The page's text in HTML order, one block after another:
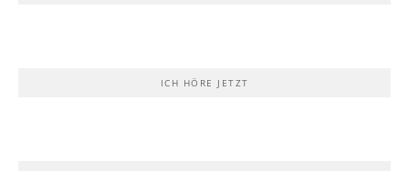
ICH HÖRE JETZT